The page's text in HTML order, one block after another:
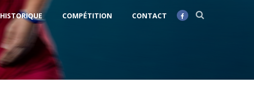
HISTORIQUE COMPÉTITION CONTACT